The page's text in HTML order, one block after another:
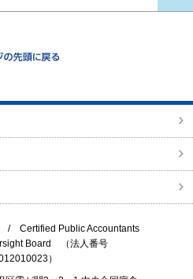
/ Certified Public Accountants
Board
（法人番号
）